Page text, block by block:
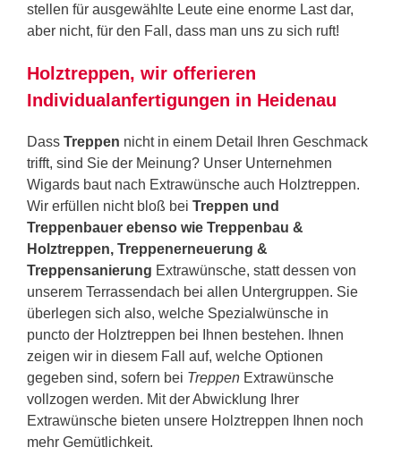
stellen für ausgewählte Leute eine enorme Last dar,
aber nicht, für den Fall, dass man uns zu sich ruft!
Holztreppen, wir offerieren
Individualanfertigungen in Heidenau
Dass Treppen nicht in einem Detail Ihren Geschmack
trifft, sind Sie der Meinung? Unser Unternehmen
Wigards baut nach Extrawünsche auch Holztreppen.
Wir erfüllen nicht bloß bei Treppen und
Treppenbauer ebenso wie Treppenbau &
Holztreppen, Treppenerneuerung &
Treppensanierung Extrawünsche, statt dessen von
unserem Terrassendach bei allen Untergruppen. Sie
überlegen sich also, welche Spezialwünsche in
puncto der Holztreppen bei Ihnen bestehen. Ihnen
zeigen wir in diesem Fall auf, welche Optionen
gegeben sind, sofern bei Treppen Extrawünsche
vollzogen werden. Mit der Abwicklung Ihrer
Extrawünsche bieten unsere Holztreppen Ihnen noch
mehr Gemütlichkeit.